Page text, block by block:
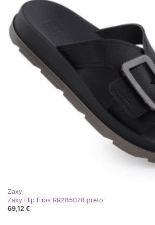
Zaxy
Zaxy Flip Flips RR285078 preto
69,12 €